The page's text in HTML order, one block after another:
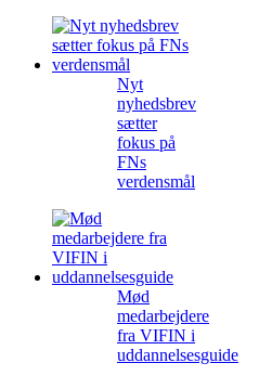
Nyt
nyhedsbrev
sætter
fokus på
FNs
verdensmål
Mød
medarbejdere
fra VIFIN i
uddannelsesguide